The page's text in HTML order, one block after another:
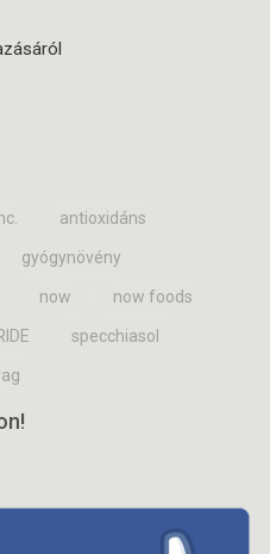
antioxidáns
gyógynövény
now now foods
specchiasol